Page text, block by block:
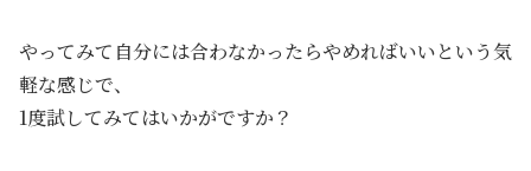
やってみて自分には合わなかったらやめればいいという気
軽な感じで、
1度試してみてはいかがですか？